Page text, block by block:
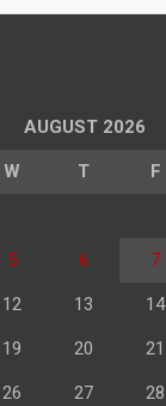
AUGUST 2026
W T F
5 6 7
12 13 14
19 20 21
26 27 28